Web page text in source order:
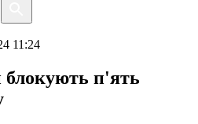
11:24
блокують п'ять